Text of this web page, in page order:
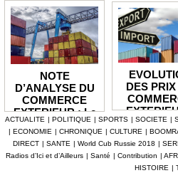
NOTE
D’ANALYSE DU
COMMERCE
EXTERIEUR : Le
déficit de la
balance
commerciale se
réduit en 2025 de
DES PRIX
Les prix
importés
hausse de
ACTUALITE | POLITIQUE | SPORTS | SOCIETE |
| ECONOMIE | CHRONIQUE | CULTURE |
DIRECT | SANTE | World Cub Russie 2018 |
Radios d’Ici et d’Ailleurs | Santé | Contribution |
HISTOIRE |